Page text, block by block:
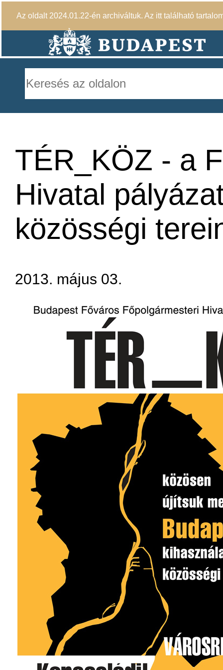
Az oldalt 2024.01.22-én archiváltuk. Az itt található
TÉR_KÖZ - a
Hivatal
közösségi
2013. május 03.